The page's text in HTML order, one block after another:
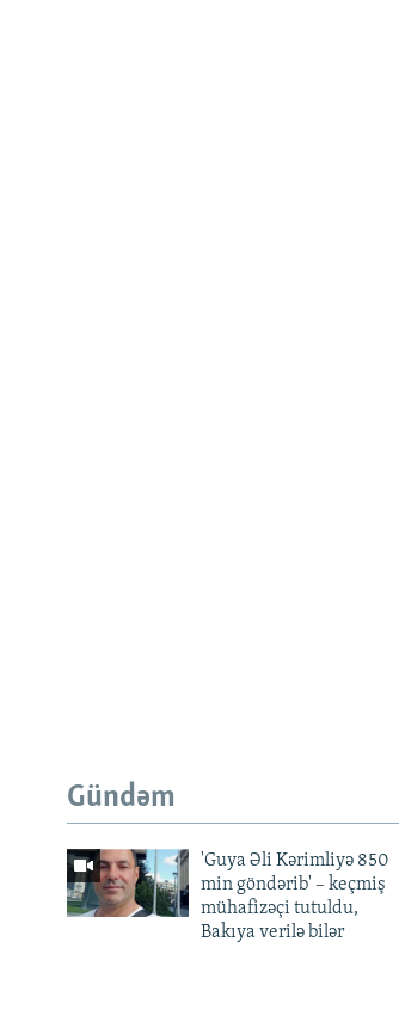
Gündəm
'Guya Əli Kərimliyə 850
min göndərib' – keçmiş
mühafizəçi tutuldu,
Bakıya verilə bilər